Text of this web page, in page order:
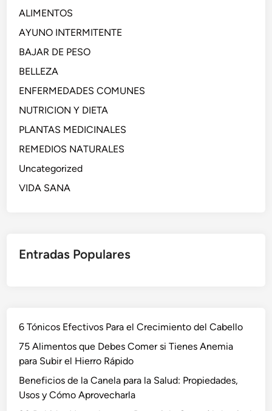
ALIMENTOS
AYUNO INTERMITENTE
BAJAR DE PESO
BELLEZA
ENFERMEDADES COMUNES
NUTRICION Y DIETA
PLANTAS MEDICINALES
REMEDIOS NATURALES
Uncategorized
VIDA SANA
Entradas Populares
6 Tónicos Efectivos Para el Crecimiento del Cabello
75 Alimentos que Debes Comer si Tienes Anemia
para Subir el Hierro Rápido
Beneficios de la Canela para la Salud: Propiedades,
Usos y Cómo Aprovecharla